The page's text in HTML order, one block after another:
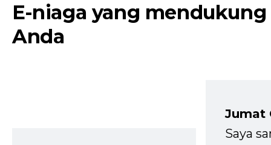
E-niaga yang mendukung
Anda
Jumat
Saya